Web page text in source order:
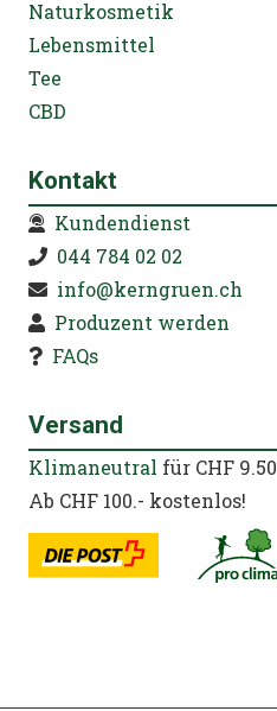
Naturkosmetik
Lebensmittel
Tee
CBD
Kontakt
Kundendienst
044 784 02 02
info@kerngruen.ch
Produzent werden
FAQs
Versand
Klimaneutral für CHF 9.50
Ab CHF 100.- kostenlos!